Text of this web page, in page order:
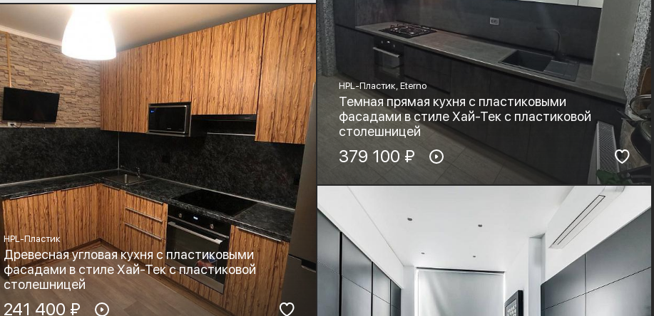
4
HPL-Пластик, Eterno
Темная прямая кухня с пластиковыми
фасадами в стиле Хай-Тек с пластиковой
столешницей
Материал фасадов:
HPL-Пластик, Eterno
Материал столешницы:
HPL+основа
Хай-тек, Минимализм
379 100 ₽
HPL-Пластик
Древесная угловая кухня с пластиковыми
фасадами в стиле Хай-Тек с пластиковой
столешницей
Материал фасадов: Материал столешницы:
241 400 ₽